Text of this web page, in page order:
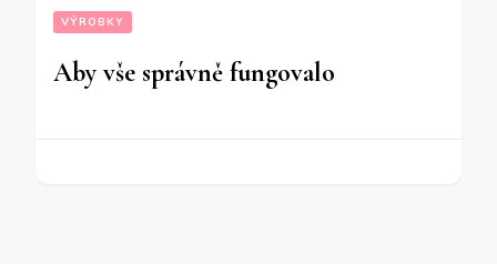
VÝROBKY
Aby vše správně fungovalo